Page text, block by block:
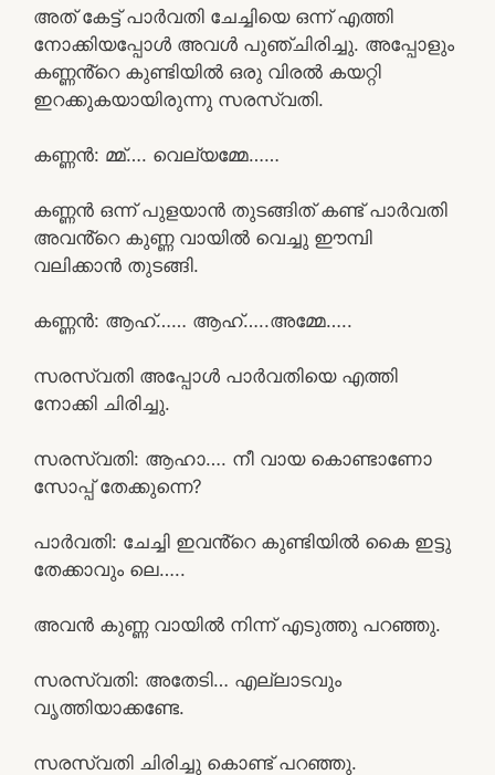
അത് കേട്ട് പാർവതി ചേച്ചിയെ ഒന്ന് എത്തി
നോക്കിയപ്പോൾ അവൾ പുഞ്ചിരിച്ചു. അപ്പോളും
കണ്ണൻ്റെ കുണ്ടിയിൽ ഒരു വിരൽ കയറ്റി
ഇറക്കുകയായിരുന്നു സരസ്വതി.
കണ്ണൻ: മ്മ്…. വെല്യമ്മേ……
കണ്ണൻ ഒന്ന് പുളയാൻ തുടങ്ങിത് കണ്ട് പാർവതി
അവൻ്റെ കുണ്ണ വായിൽ വെച്ചു ഈമ്പി
വലിക്കാൻ തുടങ്ങി.
കണ്ണൻ: ആഹ്…… ആഹ്…..അമ്മേ…..
സരസ്വതി അപ്പോൾ പാർവതിയെ എത്തി
നോക്കി ചിരിച്ചു.
സരസ്വതി: ആഹാ…. നീ വായ കൊണ്ടാണോ
സോപ്പ് തേക്കുന്നെ?
പാർവതി: ചേച്ചി ഇവൻ്റെ കുണ്ടിയിൽ കൈ ഇട്ടു
തേക്കാവും ലെ…..
അവൻ കുണ്ണ വായിൽ നിന്ന് എടുത്തു പറഞ്ഞു.
സരസ്വതി: അതേടി… എല്ലാടവും
വൃത്തിയാക്കണ്ടേ.
സരസ്വതി ചിരിച്ചു കൊണ്ട് പറഞ്ഞു.